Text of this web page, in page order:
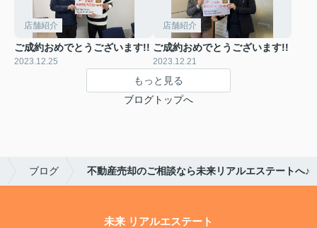
店舗紹介
ご成約おめでとうございます!!
2023.12.25
店舗紹介
ご成約おめでとうございます!!
2023.12.21
もっと見る
ブログトップへ
ブログ 不動産売却のご相談なら未来リアルエステートへ♪
未来 リアルエステート